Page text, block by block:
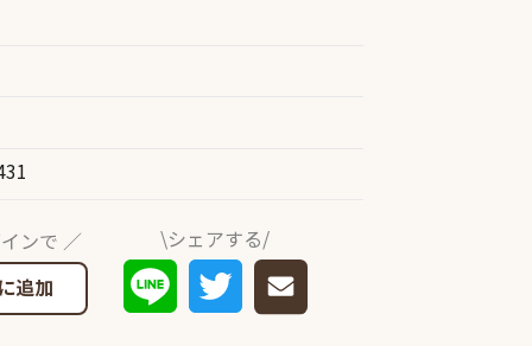
ンで ／
追加
\シェアする/